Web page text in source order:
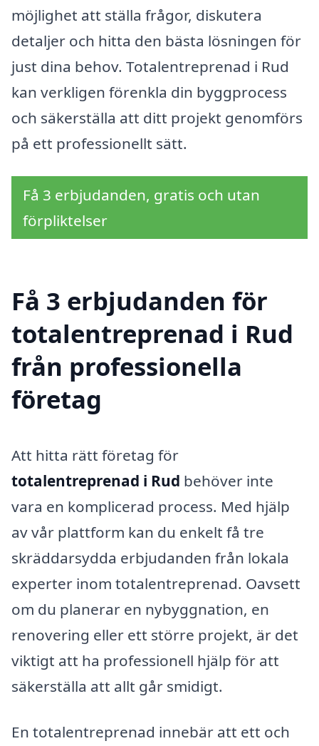
möjlighet att ställa frågor, diskutera
detaljer och hitta den bästa lösningen för
just dina behov. Totalentreprenad i Rud
kan verkligen förenkla din byggprocess
och säkerställa att ditt projekt genomförs
på ett professionellt sätt.
Få 3 erbjudanden, gratis och utan
förpliktelser
Få 3 erbjudanden för
totalentreprenad i Rud
från professionella
företag
Att hitta rätt företag för
totalentreprenad i Rud behöver inte
vara en komplicerad process. Med hjälp
av vår plattform kan du enkelt få tre
skräddarsydda erbjudanden från lokala
experter inom totalentreprenad. Oavsett
om du planerar en nybyggnation, en
renovering eller ett större projekt, är det
viktigt att ha professionell hjälp för att
säkerställa att allt går smidigt.
En totalentreprenad innebär att ett och